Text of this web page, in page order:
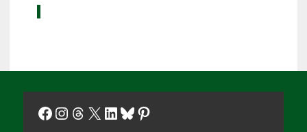
Facebook
Instagram
Threads
X LinkedIn
Bluesky
Pinterest